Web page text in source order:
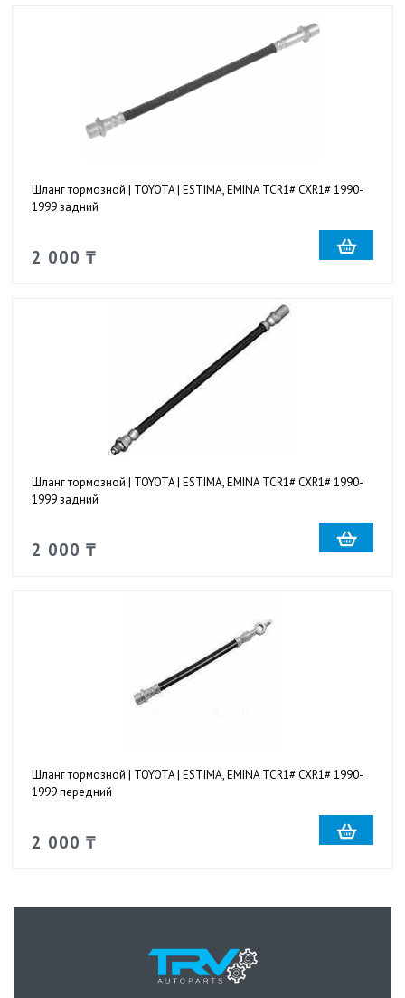
Шланг тормозной | TOYOTA | ESTIMA, EMINA TCR1# CXR1# 1990-
1999 задний
2 000 ₸
Шланг тормозной | TOYOTA | ESTIMA, EMINA TCR1# CXR1# 1990-
1999 задний
2 000 ₸
Шланг тормозной | TOYOTA | ESTIMA, EMINA TCR1# CXR1# 1990-
1999 передний
2 000 ₸